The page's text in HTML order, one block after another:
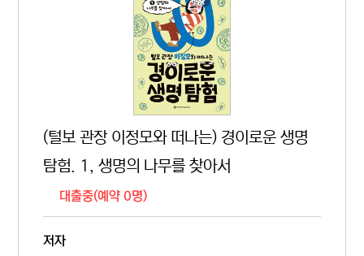
(털보 관장 이정모와 떠나는) 경이로운 생명
탐험. 1, 생명의 나무를 찾아서
대출중(예약 0명)
저자